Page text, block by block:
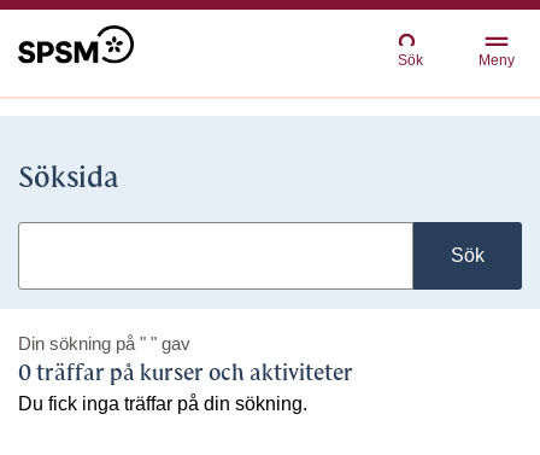
Sök Meny
Söksida
Sök
Din sökning på " " gav
0 träffar på kurser och aktiviteter
Du fick inga träffar på din sökning.